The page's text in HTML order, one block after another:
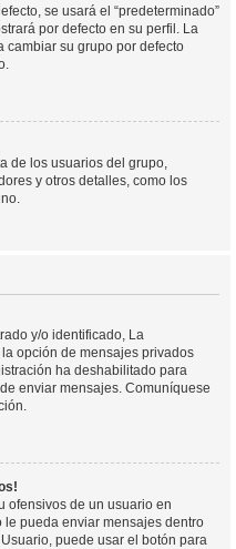
se usará el “predeterminado”
por defecto en su perfil. La
cambiar su grupo por defecto
de los usuarios del grupo,
y otros detalles, como los
y/o identificado, La
opción de mensajes privados
ha deshabilitado para
enviar mensajes. Comuníquese
ofensivos de un usuario en
pueda enviar mensajes dentro
puede usar el botón para